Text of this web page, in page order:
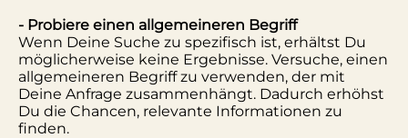
- Probiere einen allgemeineren Begriff
Wenn Deine Suche zu spezifisch ist, erhältst Du
möglicherweise keine Ergebnisse. Versuche, einen
allgemeineren Begriff zu verwenden, der mit
Deine Anfrage zusammenhängt. Dadurch erhöhst
Du die Chancen, relevante Informationen zu
finden.